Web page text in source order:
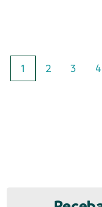
1 2 3 4